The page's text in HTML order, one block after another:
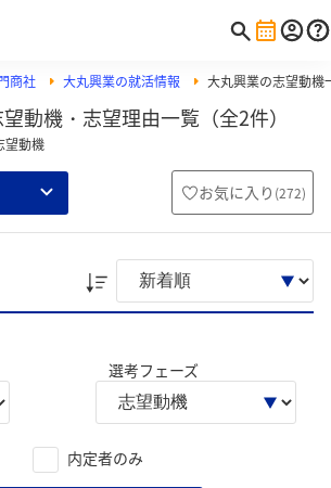
商社 大丸興業の就活情報 大丸興業の志望動機
動機・志望理由一覧（全2件）
望動機
お気に入り (272)
選考フェーズ
内定者のみ